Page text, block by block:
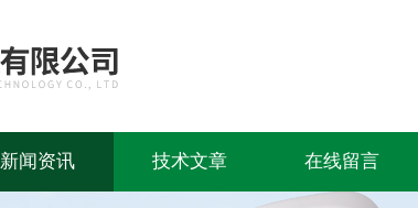
新闻资讯 技术文章 在线留言